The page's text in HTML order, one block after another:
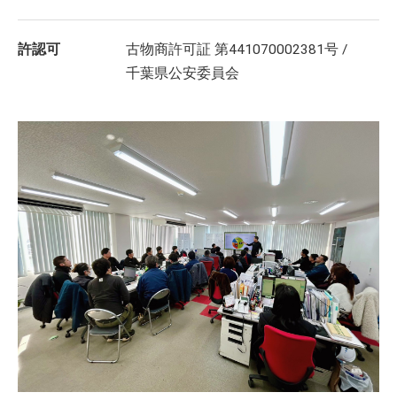
許認可
古物商許可証 第441070002381号 /
千葉県公安委員会